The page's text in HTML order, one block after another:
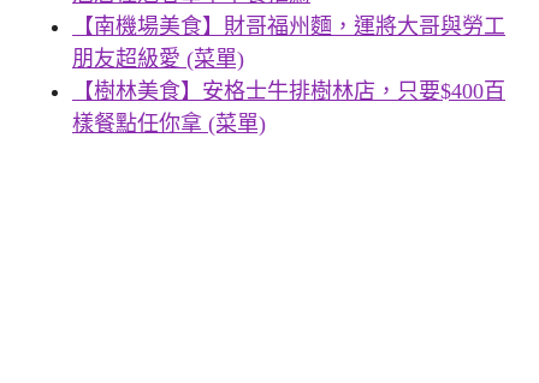
【南機場美食】財哥福州麵，運將大哥與勞工
朋友超級愛 (菜單)
【樹林美食】安格士牛排樹林店，只要$400百
樣餐點任你拿 (菜單)